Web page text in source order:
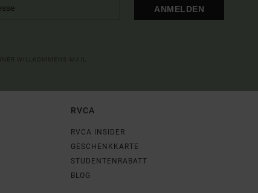
ANMELDEN
RVCA
RVCA INSIDER
GESCHENKKARTE
STUDENTENRABATT
BLOG